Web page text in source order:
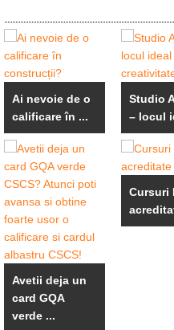
Ai nevoie de o
calificare în ...
Avetii deja un
card GQA
verde ...
Studio
– locul
Cursuri